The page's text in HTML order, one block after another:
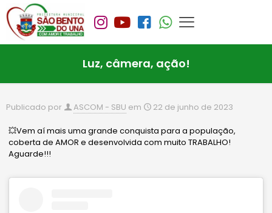
Luz, câmera, ação!
Publicado por ASCOM - SBU em 22 de junho de 2023
💥Vem aí mais uma grande conquista para a população,
coberta de AMOR e desenvolvida com muito TRABALHO!
Aguarde!!!